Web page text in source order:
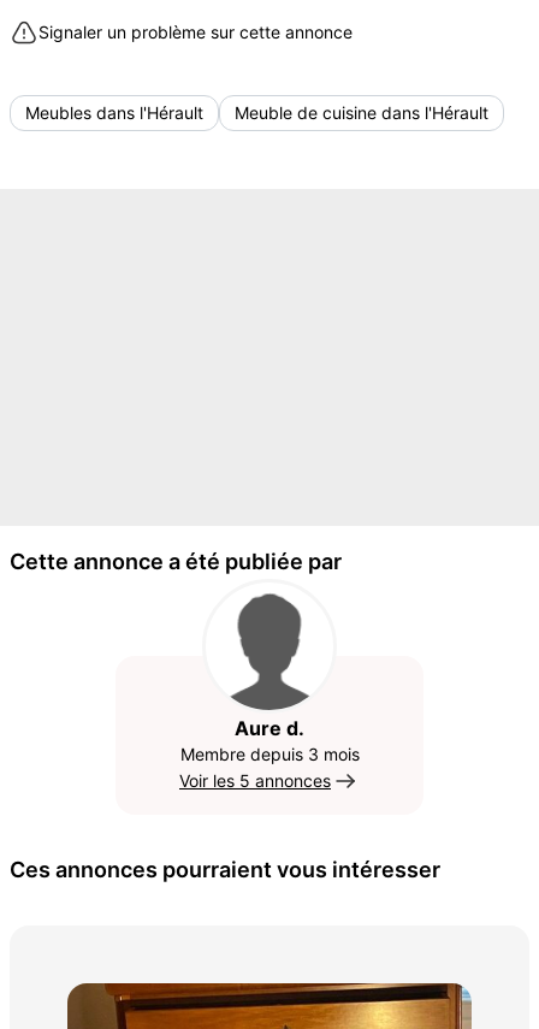
Signaler un problème sur cette annonce
Meubles dans l'Hérault Meuble de cuisine dans l'Hérault
Cette annonce a été publiée par
Aure d.
Membre depuis 3 mois
Voir les 5 annonces
Ces annonces pourraient vous intéresser